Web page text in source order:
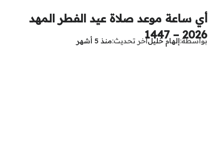
أي ساعة موعد صلاة عيد الفطر المهد
2026 – 1447
بواسطة إلهام خليلآخر تحديث منذ 5 أشهر